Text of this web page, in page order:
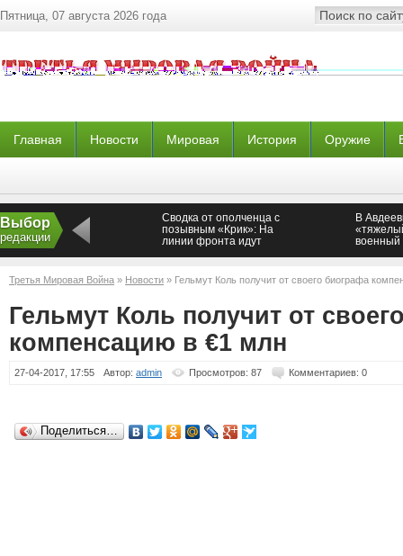
Пятница, 07 августа 2026 года
Главная Новости Мировая История Оружие
Выбор
редакции
Сводка от ополченца с
позывным «Крик»: На
линии фронта идут
В
Третья Мировая Война » Новости » Гельмут Коль получит от своего биографа
Гельмут Коль получит от
компенсацию в €1 млн
27-04-2017, 17:55 Автор: admin Просмотров: 87 Комментариев: 0
Поделиться…